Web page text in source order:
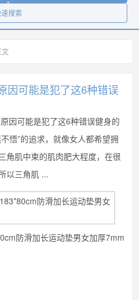
搜索
文
因可能是犯了这6种错误
因可能是犯了这6种错误健身的
悟”的追求，就像女人都希望拥
角肌中束的肌肉肥大程度，在很
以三角肌 ...
防滑加长运动垫男女加厚7mm